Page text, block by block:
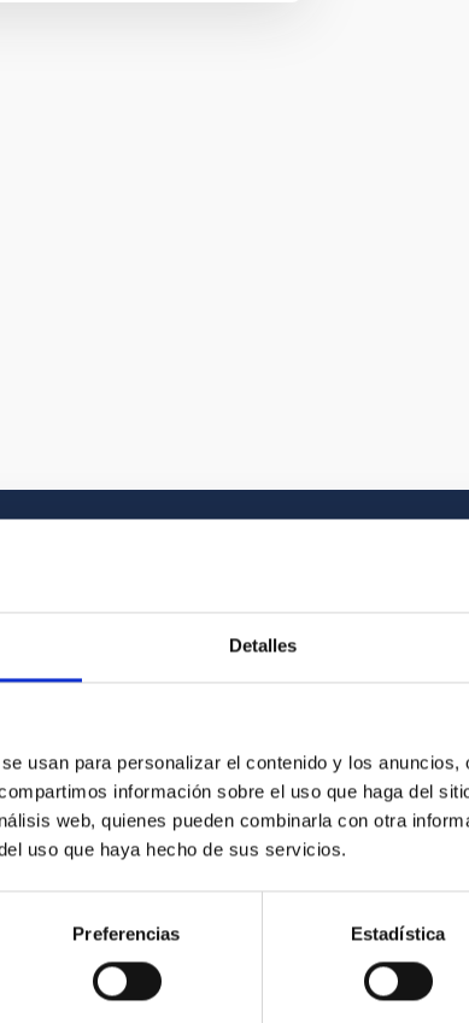
Detalles
usan para personalizar el contenido y los
información sobre el uso que haga del
web, quienes pueden combinarla con otra
uso que haya hecho de sus servicios.
Preferencias Estadística
Galería multimedia